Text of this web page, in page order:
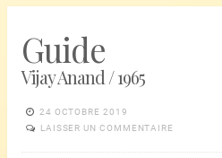
Guide
Vijay Anand / 1965
24 OCTOBRE 2019
LAISSER UN COMMENTAIRE